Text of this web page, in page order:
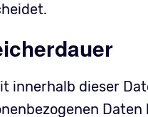
innerhalb dieser